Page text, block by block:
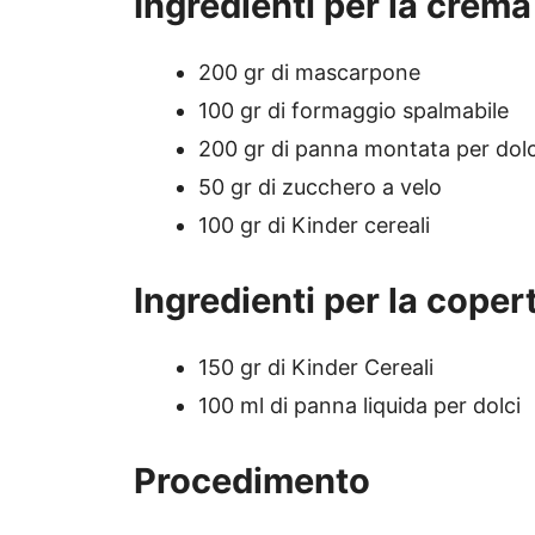
200 gr di mascarpone
100 gr di formaggio spalmabile
200 gr di panna montata per
50 gr di zucchero a velo
100 gr di Kinder cereali
Ingredienti per la
150 gr di Kinder Cereali
100 ml di panna liquida per dolci
Procedimento